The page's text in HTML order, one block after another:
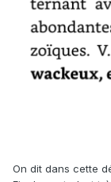
On dit dans cette